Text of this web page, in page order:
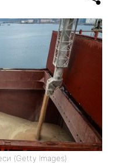
(Getty Images)